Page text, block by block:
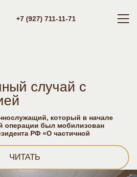
+7 (927) 711-11-71
случай с
который в начале
операции был мобилизован
РФ «О частичной
ЧИТАТЬ